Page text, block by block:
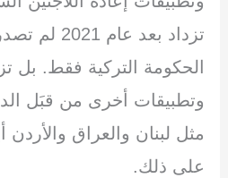
تزداد بعد
الحكومة التركية فقط. بل
وتطبيقات أخرى من قبَل
مثل لبنان والعراق والأردن
على ذلك.